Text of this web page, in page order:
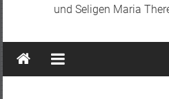
und Seligen Maria